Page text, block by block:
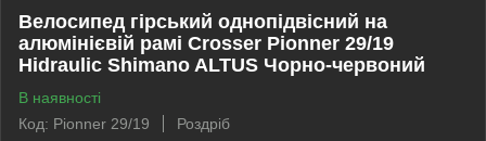
Велосипед гірський однопідвісний на
алюмінієвій рамі Crosser Pionner 29/19
Hidraulic Shimano ALTUS Чорно-червоний
В наявності
Код: Pionner 29/19
Роздріб